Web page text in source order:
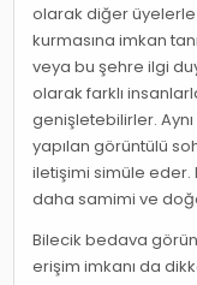
olarak diğer
kurmasına imkan
veya bu şehre ilgi
olarak farklı
genişletebilirler.
yapılan görüntülü
iletişimi simüle eder.
daha samimi ve
Bilecik bedava
erişim imkanı da